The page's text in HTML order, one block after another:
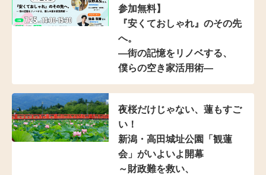
参加無料】
『安くておしゃれ』のその先
へ。
―街の記憶をリノベする、
僕らの空き家活用術―
夜桜だけじゃない、蓮もすご
い！
新潟・高田城址公園「観蓮
会」がいよいよ開幕
～財政難を救い、